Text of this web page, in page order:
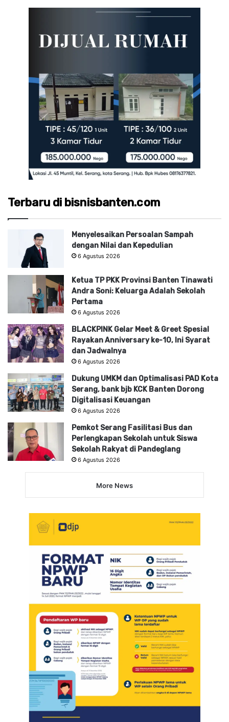
Terbaru di bisnisbanten.com
Menyelesaikan Persoalan Sampah
dengan Nilai dan Kepedulian
6 Agustus 2026
Ketua TP PKK Provinsi Banten Tinawati
Andra Soni: Keluarga Adalah Sekolah
Pertama
6 Agustus 2026
BLACKPINK Gelar Meet & Greet Spesial
Rayakan Anniversary ke-10, Ini Syarat
dan Jadwalnya
6 Agustus 2026
Dukung UMKM dan Optimalisasi PAD Kota
Serang, bank bjb KCK Banten Dorong
Digitalisasi Keuangan
6 Agustus 2026
Pemkot Serang Fasilitasi Bus dan
Perlengkapan Sekolah untuk Siswa
Sekolah Rakyat di Pandeglang
6 Agustus 2026
More News